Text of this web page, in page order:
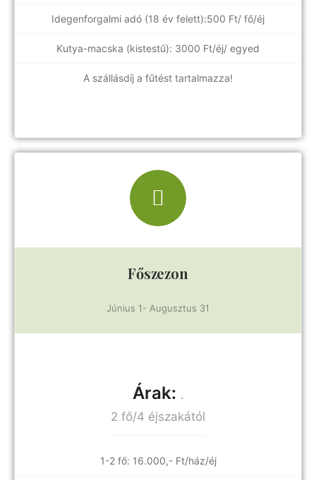
Idegenforgalmi adó (18 év felett):500 Ft/ fő/éj
Kutya-macska (kistestű): 3000 Ft/éj/ egyed
A szállásdíj a fűtést tartalmazza!
Főszezon
Június 1- Augusztus 31
Árak: .
2 fő/4 éjszakától
1-2 fő: 16.000,- Ft/ház/éj